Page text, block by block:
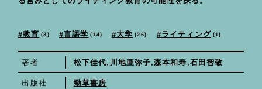
教育 3 言語学 14 大学 26 ライティング 1
著者 松下佳代,川地亜弥子,森本和寿,石田智敬
出版社 勁草書房